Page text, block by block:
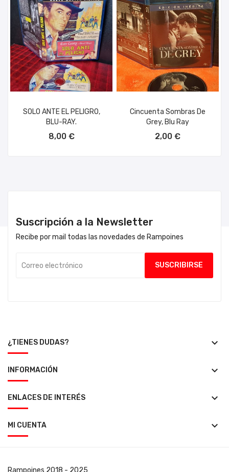
SOLO ANTE EL PELIGRO,
BLU-RAY.
8,00 €
Cincuenta Sombras De
Grey, Blu Ray
2,00 €
Suscripción a la Newsletter
Recibe por mail todas las novedades de Rampoines
¿TIENES DUDAS? keyboard_arrow_down
INFORMACIÓN keyboard_arrow_down
ENLACES DE INTERÉS keyboard_arrow_down
MI CUENTA keyboard_arrow_down
Rampoines 2018 - 2025